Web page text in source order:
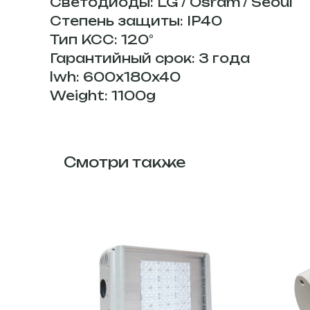
Степень защиты: IP40
Тип КСС: 120°
Гарантийный срок: 3 года
lwh: 600x180x40
Weight: 1100g
Смотри также